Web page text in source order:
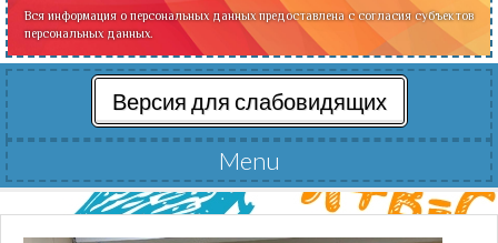
Вся информация о персональных данных предоставлена с согласия субъектов
персональных данных.
Версия для слабовидящих
Menu
Читать далее